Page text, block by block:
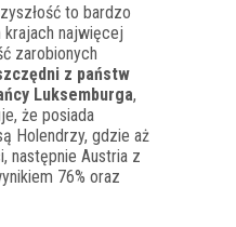
to bardzo
krajach najwięcej
zarobionych
z państw
Luksemburga,
że posiada
Holendrzy, gdzie aż
następnie Austria z
76% oraz